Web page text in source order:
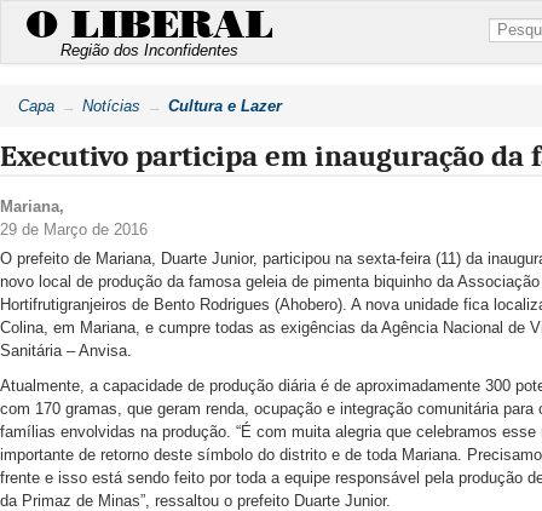
O LIBERAL
Região dos Inconfidentes
Capa Notícias Cultura e Lazer
Executivo participa em inauguração da
Mariana,
29 de Março de 2016
O prefeito de Mariana, Duarte Junior, participou na sexta-feira (11) da
novo local de produção da famosa geleia de pimenta biquinho da
Hortifrutigranjeiros de Bento Rodrigues (Ahobero). A nova unidade fica
Colina, em Mariana, e cumpre todas as exigências da Agência Nacional de
Sanitária – Anvisa.
Atualmente, a capacidade de produção diária é de aproximadamente 300
com 170 gramas, que geram renda, ocupação e integração comunitária para
famílias envolvidas na produção. “É com muita alegria que celebramos esse
importante de retorno deste símbolo do distrito e de toda Mariana.
frente e isso está sendo feito por toda a equipe responsável pela produção
da Primaz de Minas”, ressaltou o prefeito Duarte Junior.